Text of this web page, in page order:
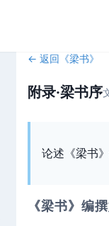
← 返回《梁书》
附录·梁书序
论述《梁书
《梁书》编